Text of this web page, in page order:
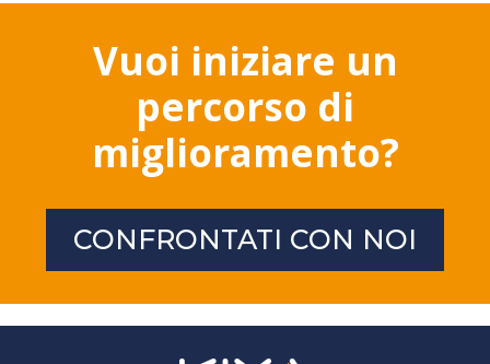
Vuoi iniziare un
percorso di
miglioramento?
CONFRONTATI CON NOI